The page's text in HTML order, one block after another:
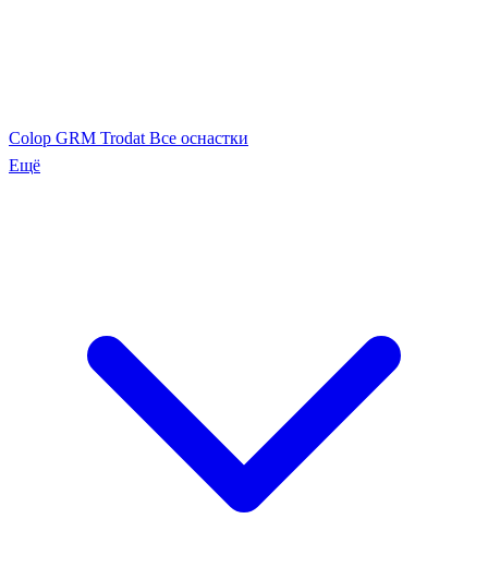
Colop GRM Trodat Все оснастки
Ещё